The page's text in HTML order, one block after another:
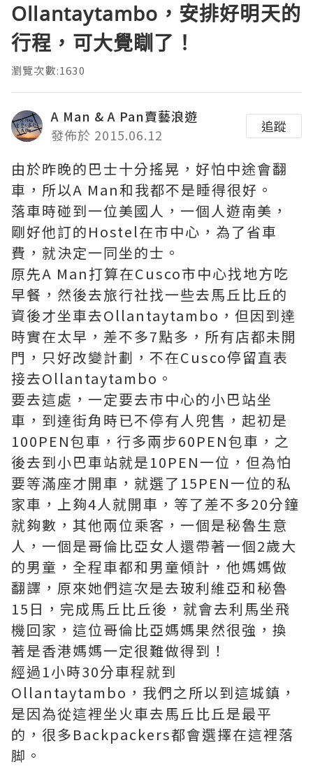
Ollantaytambo，安排好明天的
行程，可大覺瞓了！
瀏覽次數:1630
A Man & A Pan賣藝浪遊
發佈於 2015.06.12
追蹤
由於昨晚的巴士十分搖晃，好怕中途會翻
車，所以A Man和我都不是睡得很好。
落車時碰到一位美國人，一個人遊南美，
剛好他訂的Hostel在市中心，為了省車
費，就決定一同坐的士。
原先A Man打算在Cusco市中心找地方吃
早餐，然後去旅行社找一些去馬丘比丘的
資後才坐車去Ollantaytambo，但因到達
時實在太早，差不多7點多，所有店都未開
門，只好改變計劃，不在Cusco停留直表
接去Ollantaytambo。
要去這處，一定要去市中心的小巴站坐
車，到達街角時已不停有人兜售，起初是
100PEN包車，行多兩步60PEN包車，之
後去到小巴車站就是10PEN一位，但為怕
要等滿座才開車，就選了15PEN一位的私
家車，上夠4人就開車，等了差不多20分鐘
就夠數，其他兩位乘客，一個是秘魯生意
人，一個是哥倫比亞女人還帶著一個2歲大
的男童，全程車都和男童傾計，他媽媽做
翻譯，原來她們這次是去玻利維亞和秘魯
15日，完成馬丘比丘後，就會去利馬坐飛
機回家，這位哥倫比亞媽媽果然很強，換
著是香港媽媽一定很難做得到！
經過1小時30分車程就到
Ollantaytambo，我們之所以到這城鎮，
是因為從這裡坐火車去馬丘比丘是最平
的，很多Backpackers都會選擇在這裡落
脚。